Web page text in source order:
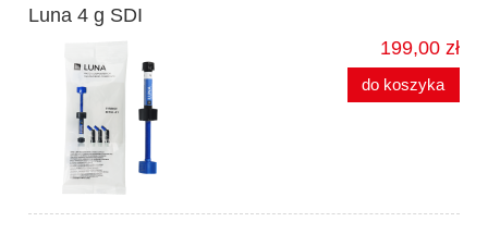
Luna 4 g SDI
199,00 zł
do koszyka